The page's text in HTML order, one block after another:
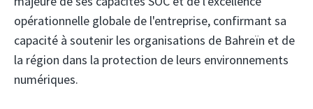
opérationnelle globale de l'entreprise, confirmant sa
capacité à soutenir les organisations de Bahreïn et de
la région dans la protection de leurs environnements
numériques.